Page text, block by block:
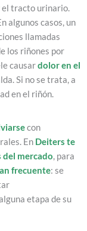
el tracto urinario.
algunos casos, un
llamadas
los riñones por
causardolor en el
Si no se trata, a
en el riñón.
con
En Deiters te
mercado, para
frecuente: se
etapa de su